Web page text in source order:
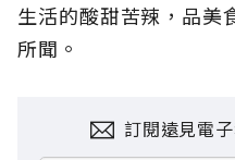
生活的酸甜苦辣，品美
所聞。
訂閱遠見電